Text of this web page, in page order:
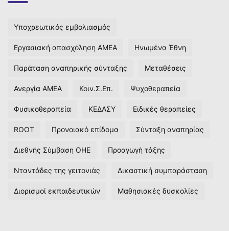
Υποχρεωτικός εμβολιασμός
Εργασιακή απασχόληση ΑΜΕΑ Ηνωμένα Έθνη
Παράταση αναπηρικής σύνταξης Μεταθέσεις
Ανεργία ΑΜΕΑ Κοιν.Σ.Επ. Ψυχοθεραπεία
Φυσικοθεραπεία ΚΕΔΑΣΥ Ειδικές θεραπείες
ROOT Προνοιακό επίδομα Σύνταξη αναπηρίας
Διεθνής Σύμβαση ΟΗΕ Προαγωγή τάξης
Νταντάδες της γειτονιάς Δικαστική συμπαράσταση
Διορισμοί εκπαιδευτικών Μαθησιακές δυσκολίες